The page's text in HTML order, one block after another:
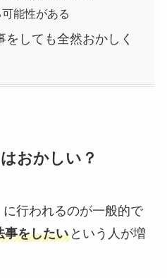
能性がある
をしても全然おかしく
おかしい？
行われるのが一般的で
事をしたいという人が増